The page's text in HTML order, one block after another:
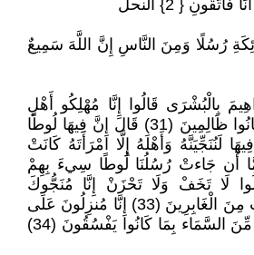
{ 2} النحل
رُسُلًا وَمِنَ النَّاسِ إِنَّ اللَّهَ سَمِيعٌ
بِالْبُشْرَى قَالُوا إِنَّا مُهْلِكُو أَهْلِ
هَذِهِ الْقَرْيَةِ إِنَّ أَهْلَهَا كَانُوا ظَالِمِينَ (31) قَالَ إِنَّ فِيهَا لُوطًا
لَنُنَجِّيَنَّهُ وَأَهْلَهُ إِلَّا امْرَأَتَهُ كَانَتْ
(32) وَلَمَّا أَن جَاءتْ رُسُلُنَا لُوطًا سِيءَ بِهِمْ
لَا تَخَفْ وَلَا تَحْزَنْ إِنَّا مُنَجُّوكَ
وَأَهْلَكَ إِلَّا امْرَأَتَكَ كَانَتْ مِنَ الْغَابِرِينَ (33) إِنَّا مُنزِلُونَ عَلَى
أَهْلِ هَذِهِ الْقَرْيَةِ رِجْزًا مِّنَ السَّمَاء بِمَا كَانُوا يَفْسُقُونَ (34)